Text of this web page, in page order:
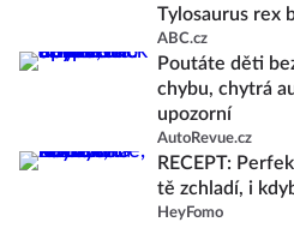
Tylosaurus rex
ABC.cz
Poutáte děti
chybu, chytrá
upozorní
AutoRevue.cz
RECEPT:
tě zchladí, i
HeyFomo